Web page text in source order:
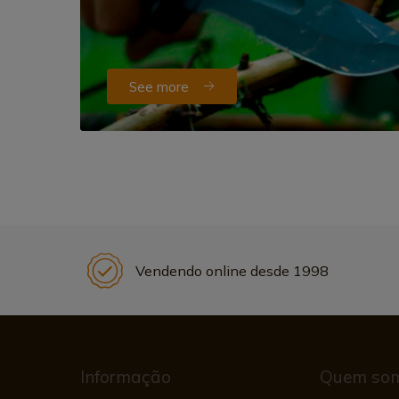
See more
Vendendo online desde 1998
Informação Quem